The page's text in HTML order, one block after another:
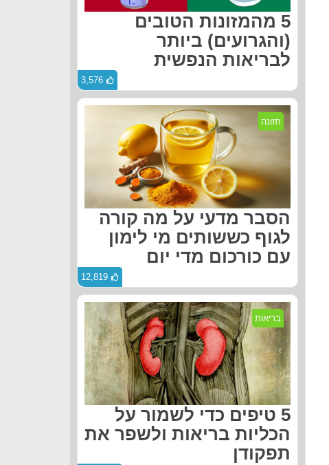
5 מהמזונות הטובים
(והגרועים) ביותר
לבריאות הנפשית
3,576
תזונה
הסבר מדעי על מה קורה
לגוף כששותים מי לימון
עם כורכום מדי יום
12,819
בריאות
5 טיפים כדי לשמור על
הכליות בריאות ולשפר את
תפקודן